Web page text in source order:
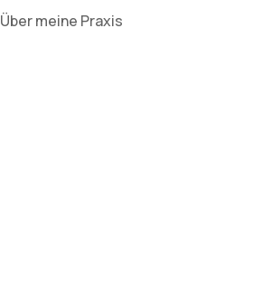
Über meine Praxis